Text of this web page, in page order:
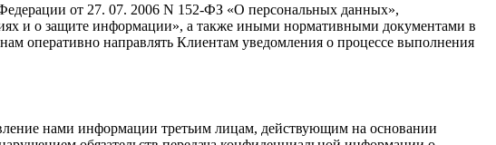
от 27. 07. 2006 N 152-ФЗ «О персональных данных»,
и о защите информации», а также иными нормативными документами в
оперативно направлять Клиентам уведомления о процессе выполнения
нами информации третьим лицам, действующим на основании